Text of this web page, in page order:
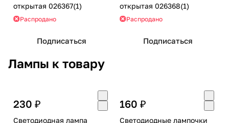
открытая 026367(1)
Распродано
Подписаться
открытая 026368(1)
Распродано
Подписаться
Лампы к товару
230 ₽
Светодиодная лампа
160 ₽
Светодиодные лампочки